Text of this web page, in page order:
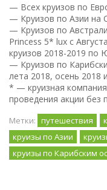
— Всех круизов по
— Круизов по Азии на
— Круизов по
Princess 5* lux с
круизов 2018-2019 по
— Круизов по
лета 2018, осень 2018
* — круизная
проведения акции без
Метки: путешествия
круизы по Азии
круизы по Карибским